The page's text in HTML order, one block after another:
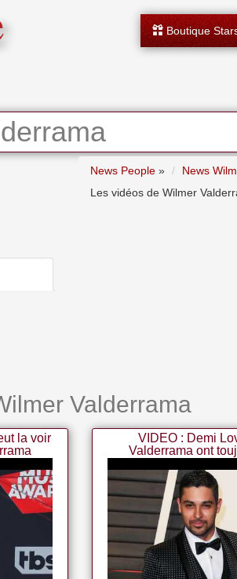
Boutique
News People » News
Les vidéos de Wilmer
Valderrama
la voir
VIDEO : Demi
Valderrama ont